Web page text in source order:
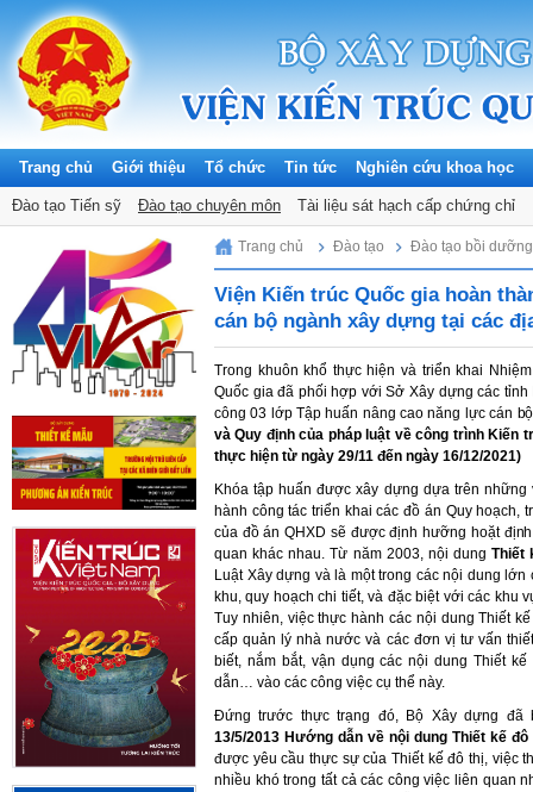
Trang chủ Giới thiệu Tổ chức Tin tức Nghiên cứu khoa học
Đào tạo Tiến sỹ Đào tạo chuyên môn Tài liệu sát hạch cấp chứng chỉ
Friday, 07/08/2026
Trang chủ Đào tạo Đào tạo bồi
Viện Kiến trúc Quốc gia hoàn
cán bộ ngành xây dựng tại các
Trong khuôn khổ thực hiện và triển khai
Quốc gia đã phối hợp với Sở Xây dựng các
công 03 lớp Tập huấn nâng cao năng lực cán
và Quy định của pháp luật về công trình
thực hiện từ ngày 29/11 đến ngày 16/12/2021)
Khóa tập huấn được xây dựng dựa trên
hành công tác triển khai các đồ án Quy hoạch,
của đồ án QHXD sẽ được định hưỡng hoặt
quan khác nhau. Từ năm 2003, nội dungThiết
Luật Xây dựng và là một trong các nội dung
khu, quy hoạch chi tiết, và đặc biệt với các khu
Tuy nhiên, việc thực hành các nội dung Thiết
cấp quản lý nhà nước và các đơn vị tư vấn
biết, nắm bắt, vận dụng các nội dung Thiết
dẫn… vào các công việc cụ thể này.
Đứng trước thực trạng đó, Bộ Xây dựng
13/5/2013 Hướng dẫn về nội dung Thiết kế đô
được yêu cầu thực sự của Thiết kế đô thị, việc
nhiều khó trong tất cả các công việc liên quan